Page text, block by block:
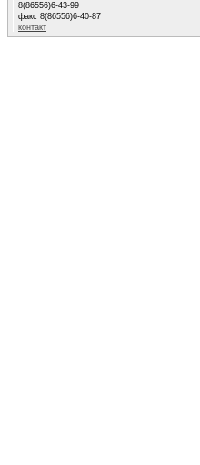
8(86556)6-43-99
факс 8(86556)6-40-87
контакт